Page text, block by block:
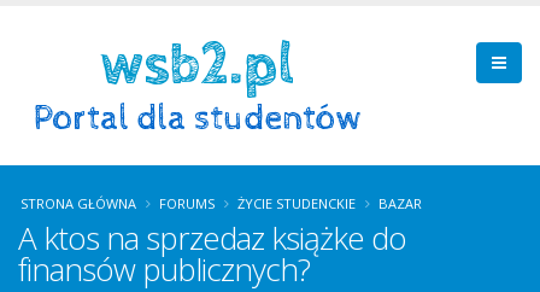
STRONA GŁÓWNA FORUMS ŻYCIE STUDENCKIE BAZAR
A ktos na sprzedaz książke do
finansów publicznych?